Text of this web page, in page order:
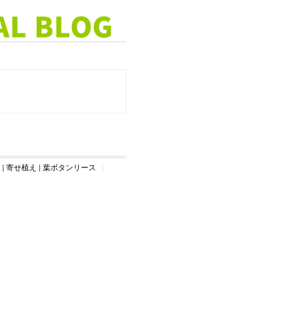
寄せ植え 葉ボタンリース